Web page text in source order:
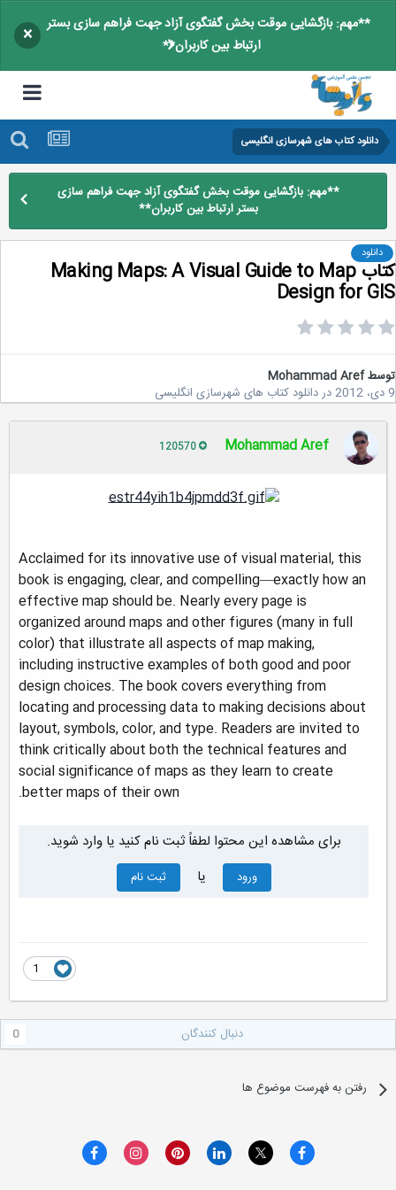
**مهم: بازگشایی موقت بخش گفتگوی آزاد جهت فراهم سازی بستر
ارتباط بین کاربران**
×
دانلود کتاب های شهرسازی انگلیسی
**مهم: بازگشایی موقت بخش گفتگوی آزاد جهت فراهم سازی
بستر ارتباط بین کاربران**
دانلود
کتاب Making Maps: A Visual Guide to Map
Design for
Mohammad Aref
دردانلود کتاب های شهرسازی انگلیسی
Mohammad Aref
Acclaimed for its innovative use of visual material, this
book is engaging, clear, and compelling—exactly how an
effective map should be. Nearly every page is
organized around maps and other figures (many in full
color) that illustrate all aspects of map making,
including instructive examples of both good and poor
design choices. The book covers everything from
locating and processing data to making decisions about
layout, symbols, color, and type. Readers are invited to
think critically about both the technical features and
social significance of maps as they learn to create
better maps of their own.
برای مشاهده این محتوا لطفاً ثبت نام کنید یا وارد شوید.
ورود ثبت نام
دنبال کنندگان
رفتن به فهرست موضوع ها